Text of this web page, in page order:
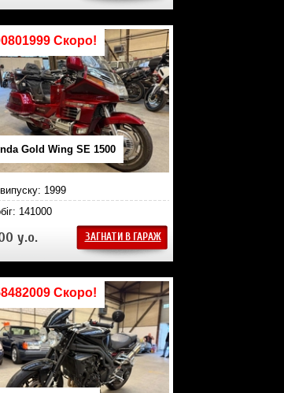
Скоро!
Gold Wing SE 1500
випуску: 1999
141000
у.о. ЗАГНАТИ В ГАРАЖ
Скоро!